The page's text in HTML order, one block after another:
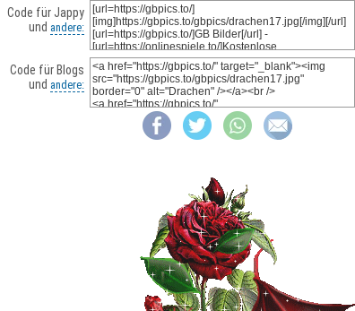
Code für Jappy
und andere:
Code für Blogs
und andere: